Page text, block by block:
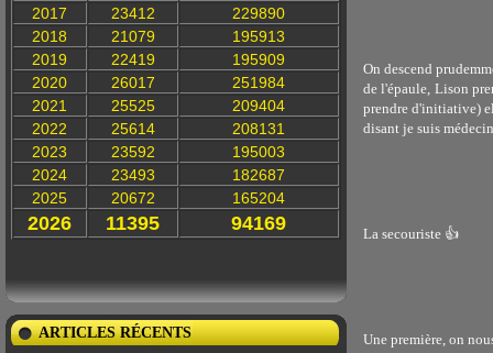
2017
23412
229890
2018
21079
195913
2019
22419
195909
2020
26017
251984
2021
25525
209404
2022
25614
208131
2023
23592
195003
2024
23493
182687
2025
20672 165204
2026 11395 94169
ARTICLES RÉCENTS
On descend
de l'épaule, Lison
prendre d'initiative)
disant je suis
La secouriste 👍
Une première, on